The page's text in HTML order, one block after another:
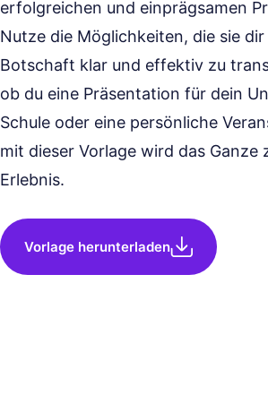
erfolgreichen und einprägsamen
Nutze die Möglichkeiten, die sie
Botschaft klar und effektiv zu
ob du eine Präsentation für dein
Schule oder eine persönliche
mit dieser Vorlage wird das Ganze
Erlebnis.
Vorlage herunterladen